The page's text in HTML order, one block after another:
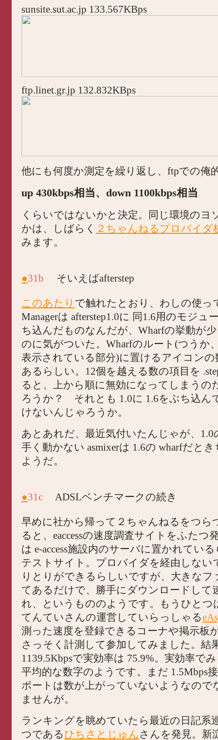
sunsite.sut.ac.jp 133.567KBps
ftp.linet.gr.jp 132.832KBps
他にも何度か測定を繰り返し、ftpでの俺
up 430kbps相当、down 1100kbps相当
くらいではないかと決定。同じ環境のヨ
かは、しばらく ２ちゃんねるプロバイダ
みます。
●31b そいえばafterstep
このあたり で触れたとおり、わしの使っ
Managerは afterstep1.0に 同1.6用のモジュ
ち込んだものなんだが、Wharfの挙動が
のに気がついた。Wharfのルート(つうか
表示されている部分)に置けるアイコンの
あるらしい。12個を越える数の項目を
ると、上から順に無効になってしまうの
ろうか？ それとも 1.0に 1.6をぶち込ん
けないんじゃろうか。
あとあれだ、最近気付いたんじゃが、1.0
手く動かない asmixerは 1.6の wharfだと
ようだ。
●31c ADSLベンチマークの続き
早めに社から帰って２ちゃんねるをつら
ると、eaccessの速度調査サイトをふたつ
は e-access施設内のサーバに置かれてい
テストサイト。プロバイダを経由しない
りとりができるらしいですが、大きなフ
てあるだけで、勝手にダウンロードして
れ、というもののようです。もうひとつ
てんていさんの運営していらっしゃる
測った速度を登録できるコーナや掲示板
さっそく計測して参加してみました。結
1139.5Kbpsで実効率は 75.9%。実効率で
平均的な数字のようです。まだ 1.5Mbps
ポートは数が上がっていないようなので
ませんが。
ランキングを眺めていたら最近の日記系
つであるひちさとじゅんさんを発見。新